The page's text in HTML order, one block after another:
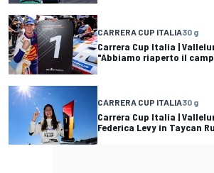
CARRERA CUP ITALIA30 g
Carrera Cup Italia |
"Abbiamo riaperto il
CARRERA CUP ITALIA30 g
Carrera Cup Italia |
Federica Levy in Taycan